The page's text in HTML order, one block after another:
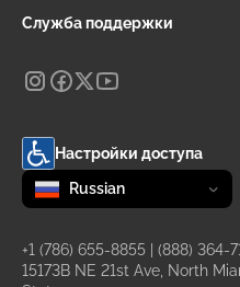
Служба поддержки
Настройки доступа
Change language
selected
Russian
+1 (786) 655-8855 (888) 364-
15173B NE 21st Ave, North